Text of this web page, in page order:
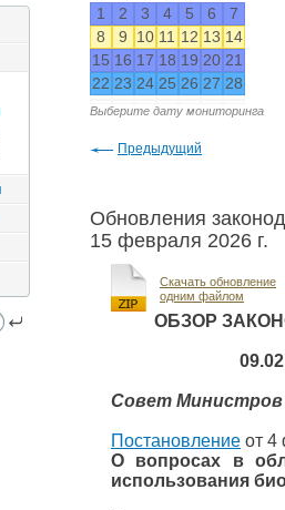
1
2 3 4 5 6
7
8
9 10 11 12 13 14
15 16 17 18 19 20 21
22 23 24 25 26 27 28
Выберите дату мониторинга
Предыдущий
Обновления
15 февраля 2026 г.
Скачать обновление
одним файлом
ОБЗОР
Совет Министров
Постановление от 4
О вопросах в
использования